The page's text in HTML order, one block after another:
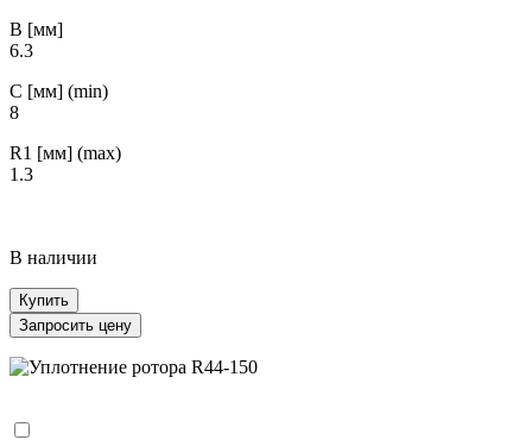
B [мм]
6.3
С [мм] (min)
8
R1 [мм] (max)
1.3
В наличии
Купить
Запросить цену